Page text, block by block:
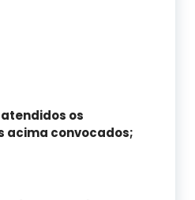
os
acima convocados;